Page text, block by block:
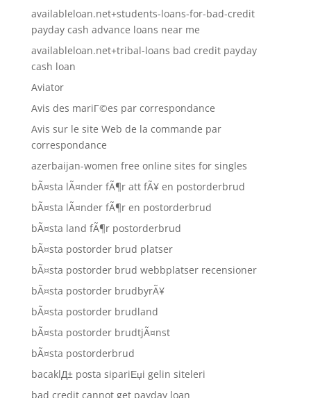
availableloan.net+students-loans-for-bad-credit
payday cash advance loans near me
availableloan.net+tribal-loans bad credit payday
cash loan
Aviator
Avis des mariГ©es par correspondance
Avis sur le site Web de la commande par
correspondance
azerbaijan-women free online sites for singles
bÃ¤sta lÃ¤nder fÃ¶r att fÃ¥ en postorderbrud
bÃ¤sta lÃ¤nder fÃ¶r en postorderbrud
bÃ¤sta land fÃ¶r postorderbrud
bÃ¤sta postorder brud platser
bÃ¤sta postorder brud webbplatser recensioner
bÃ¤sta postorder brudbyrÃ¥
bÃ¤sta postorder brudland
bÃ¤sta postorder brudtjÃ¤nst
bÃ¤sta postorderbrud
bacaklД± posta sipariЕџi gelin siteleri
bad credit cannot get payday loan